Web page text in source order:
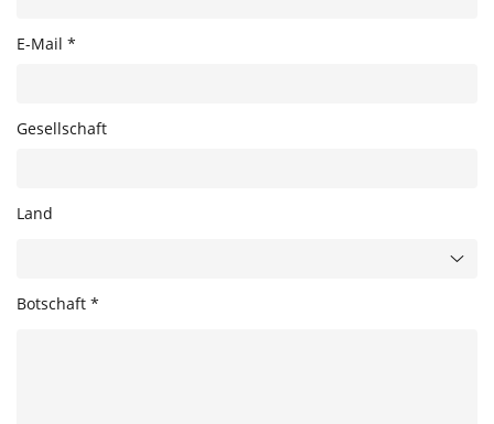
E-Mail *
Gesellschaft
Land
Botschaft *